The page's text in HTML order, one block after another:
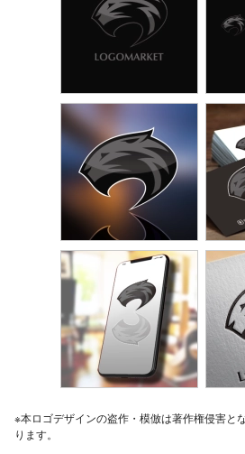
※本ロゴデザインの盗作・模倣は著作権侵害と
ります。